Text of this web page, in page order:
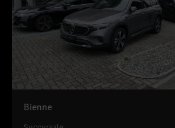
Bienne